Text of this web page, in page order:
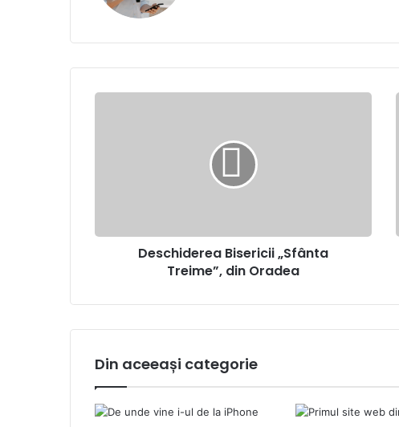
Deschiderea Bisericii „Sfânta
Treime”, din Oradea
Din aceeași categorie